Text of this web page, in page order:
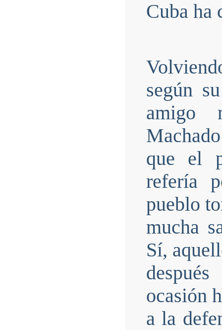
Cuba ha
según
amigo
que el
refería
pueblo
mucha
Sí,
ocasión
a la